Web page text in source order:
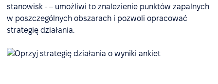
stanowisk - – umożliwi to znalezienie punktów zapalnych
w poszczególnych obszarach i pozwoli opracować
strategię działania.